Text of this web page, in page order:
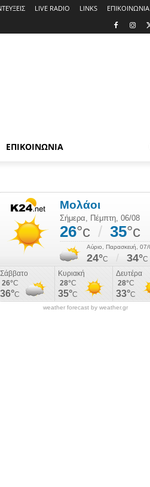
LIVE RADIO LINKS ΕΠΙΚΟΙΝΩΝΙΑ
ΕΠΙΚΟΙΝΩΝΙΑ
weather forecast by weather.gr